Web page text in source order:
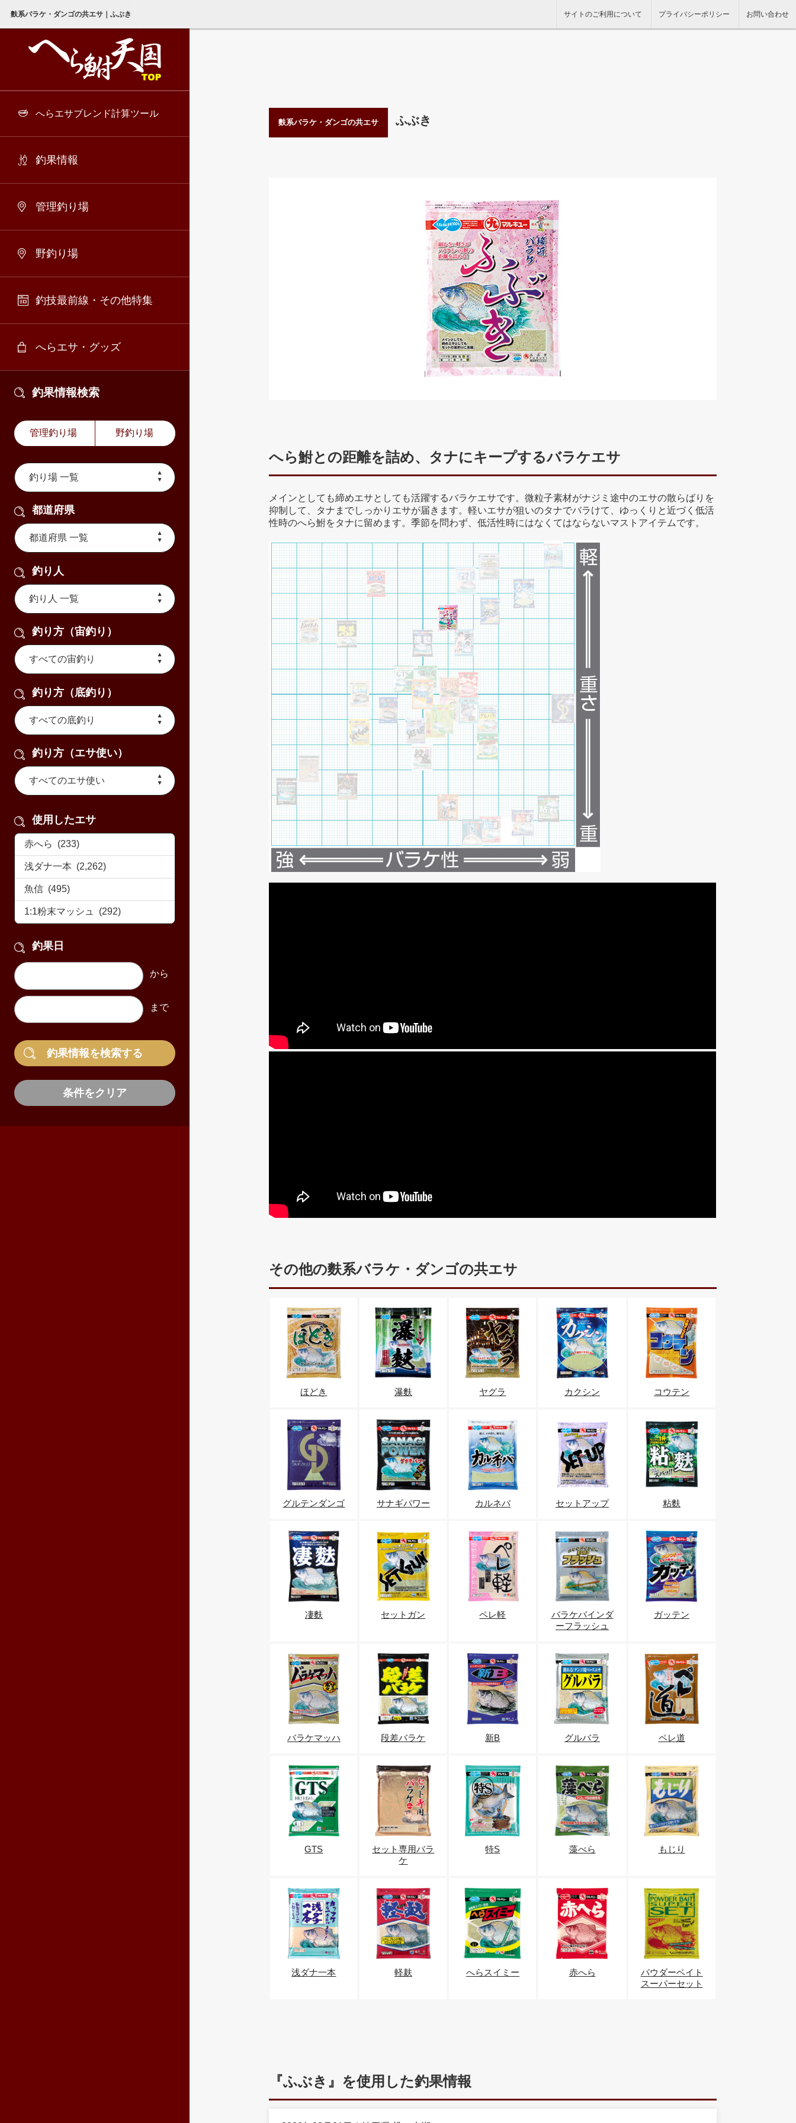
麩系バラケ・ダンゴの共エサ｜ふぶき サイトのご利用について プライバシーポリシー お問い合わせ
へらエサブレンド計算ツール
釣果情報
管理釣り場
野釣り場
釣技最前線・その他特集
へらエサ・グッズ
釣果情報検索
管理釣り場 野釣り場
都道府県
釣り人
釣り方（宙釣り）
釣り方（底釣り）
釣り方（エサ使い）
使用したエサ
釣果日
条件をクリア
麩系バラケ・ダンゴの共エサ ふぶき
へら鮒との距離を詰め、タナにキープするバラケエサ
メインとしても締めエサとしても活躍するバラケエサです。微粒子素材がナジミ途中のエサの散らばりを
抑制して、タナまでしっかりエサが届きます。軽いエサが狙いのタナでバラけて、ゆっくりと近づく低活
性時のへら鮒をタナに留めます。季節を問わず、低活性時にはなくてはならないマストアイテムです。
その他の麩系バラケ・ダンゴの共エサ
ほどき 瀑麩 ヤグラ カクシン コウテン
グルテンダンゴ サナギパワー カルネバ セットアップ 粘麩
凄麩 セットガン ペレ軽
バラケバインダ
ーフラッシュ
ガッテン
バラケマッハ 段差バラケ 新B グルバラ ペレ道
GTS
セット専用バラ
ケ
特S 藻べら もじり
浅ダナ一本 軽麸 へらスイミー 赤へら
パウダーベイト
スーパーセット
『ふぶき』を使用した釣果情報